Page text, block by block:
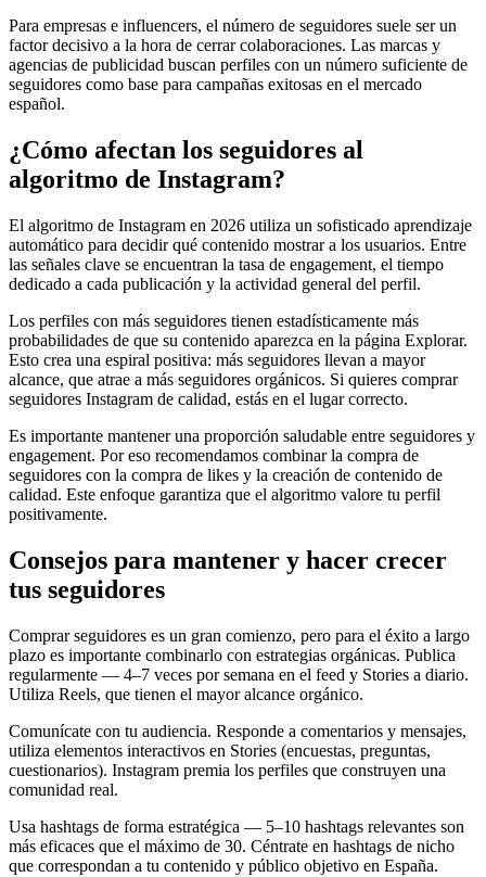
Para empresas e influencers, el número de seguidores suele ser un
factor decisivo a la hora de cerrar colaboraciones. Las marcas y
agencias de publicidad buscan perfiles con un número suficiente de
seguidores como base para campañas exitosas en el mercado
español.
¿Cómo afectan los seguidores al
algoritmo de Instagram?
El algoritmo de Instagram en 2026 utiliza un sofisticado aprendizaje
automático para decidir qué contenido mostrar a los usuarios. Entre
las señales clave se encuentran la tasa de engagement, el tiempo
dedicado a cada publicación y la actividad general del perfil.
Los perfiles con más seguidores tienen estadísticamente más
probabilidades de que su contenido aparezca en la página Explorar.
Esto crea una espiral positiva: más seguidores llevan a mayor
alcance, que atrae a más seguidores orgánicos. Si quieres comprar
seguidores Instagram de calidad, estás en el lugar correcto.
Es importante mantener una proporción saludable entre seguidores y
engagement. Por eso recomendamos combinar la compra de
seguidores con la compra de likes y la creación de contenido de
calidad. Este enfoque garantiza que el algoritmo valore tu perfil
positivamente.
Consejos para mantener y hacer crecer
tus seguidores
Comprar seguidores es un gran comienzo, pero para el éxito a largo
plazo es importante combinarlo con estrategias orgánicas. Publica
regularmente — 4–7 veces por semana en el feed y Stories a diario.
Utiliza Reels, que tienen el mayor alcance orgánico.
Comunícate con tu audiencia. Responde a comentarios y mensajes,
utiliza elementos interactivos en Stories (encuestas, preguntas,
cuestionarios). Instagram premia los perfiles que construyen una
comunidad real.
Usa hashtags de forma estratégica — 5–10 hashtags relevantes son
más eficaces que el máximo de 30. Céntrate en hashtags de nicho
que correspondan a tu contenido y público objetivo en España.